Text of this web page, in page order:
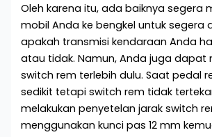
Oleh karena itu, ada baiknya segera
mobil Anda ke bengkel untuk segera
apakah transmisi kendaraan Anda
atau tidak. Namun, Anda juga dapat
switch rem terlebih dulu. Saat pedal
sedikit tetapi switch rem tidak
melakukan penyetelan jarak switch
menggunakan kunci pas 12 mm